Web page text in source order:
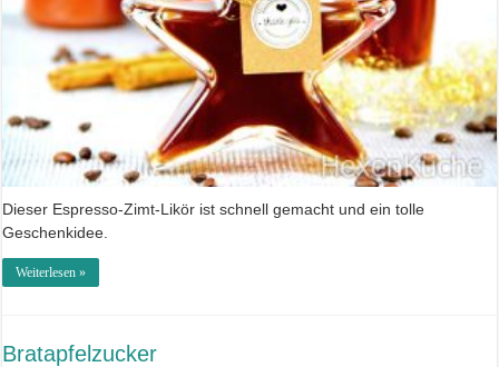
Dieser Espresso-Zimt-Likör ist schnell gemacht und ein tolle
Geschenkidee.
Weiterlesen »
Bratapfelzucker